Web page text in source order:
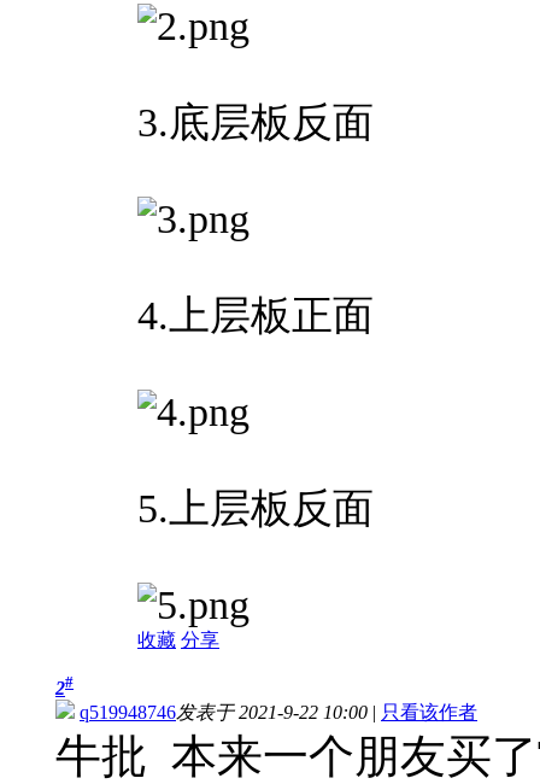
3.底层板反面
4.上层板正面
5.上层板反面
收藏 分享
2#
q519948746发表于 2021-9-22 10:00 | 只看该作者
牛批 本来一个朋友买